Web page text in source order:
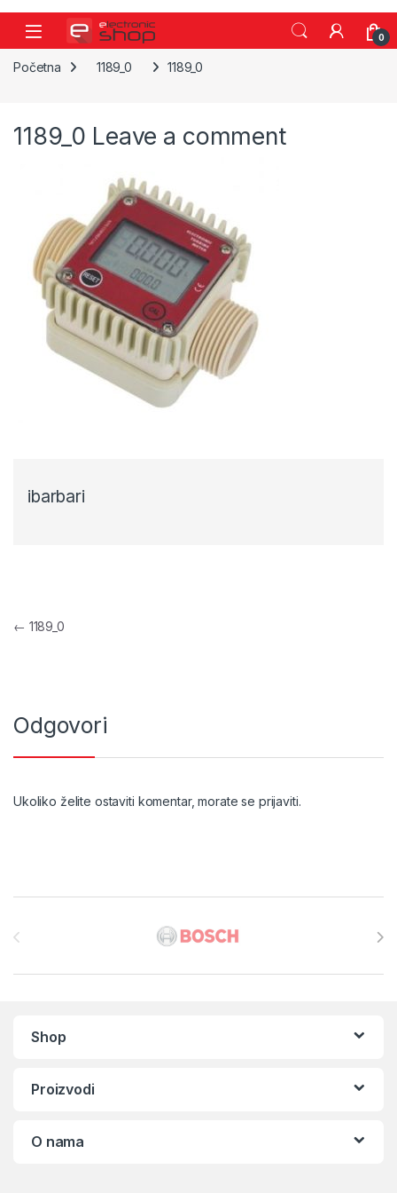
Skip to navigation
Skip to content
0
Početna 1189_0 1189_0
1189_0 Leave a comment
ibarbari
Navigacija objava
← 1189_0
Odgovori
Ukoliko želite ostaviti komentar, morate se prijaviti.
Shop
Proizvodi
O nama